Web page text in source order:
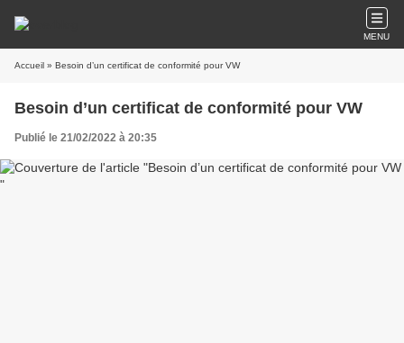
MENU
Accueil » Besoin d’un certificat de conformité pour VW
Besoin d’un certificat de conformité pour VW
Publié le 21/02/2022 à 20:35